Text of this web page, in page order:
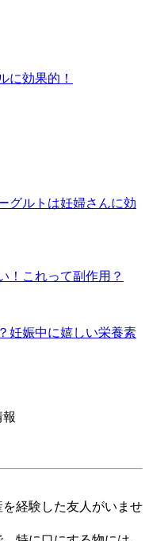
に効果的！
グルトは妊婦さんに効
！これって副作用？
妊娠中に嬉しい栄養素
経験した友人がいませ